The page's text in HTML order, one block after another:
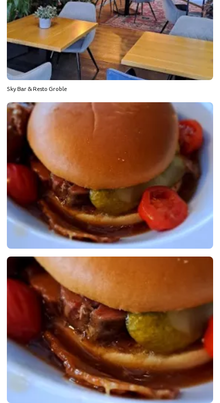
Sky Bar & Resto Groble